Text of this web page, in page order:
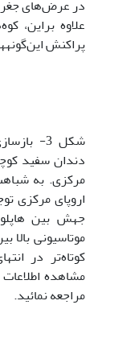
در عرض‌های
علاوه براین،
پراکنش
شکل 3-
دندان سفید
مرکزی. به
اروپای مرکزی
جهش بین
مراجعه نمائید.